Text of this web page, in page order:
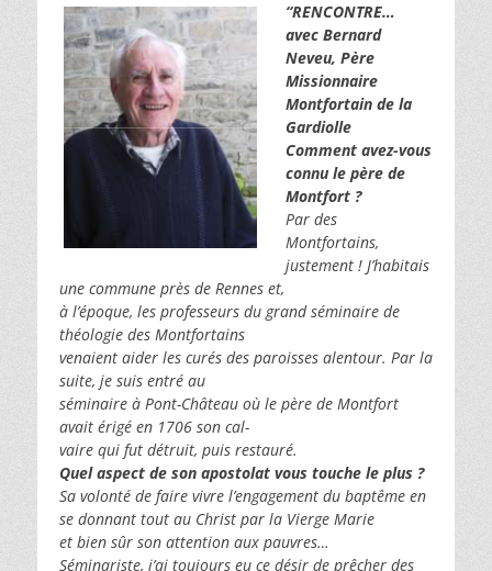
“RENCONTRE…
avec Bernard
Neveu, Père
Missionnaire
Montfortain de la
Gardiolle
Comment avez-vous
connu le père de
Montfort ?
Par des
Montfortains,
justement ! J’habitais
une commune près de Rennes et,
à l’époque, les professeurs du grand séminaire de
théologie des Montfortains
venaient aider les curés des paroisses alentour. Par la
suite, je suis entré au
séminaire à Pont-Château où le père de Montfort
avait érigé en 1706 son cal-
vaire qui fut détruit, puis restauré.
Quel aspect de son apostolat vous touche le plus ?
Sa volonté de faire vivre l’engagement du baptême en
se donnant tout au Christ par la Vierge Marie
et bien sûr son attention aux pauvres…
Séminariste, j’ai toujours eu ce désir de prêcher des